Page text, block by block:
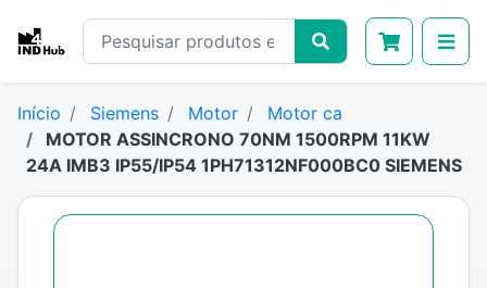
Início Siemens Motor
Motor ca
MOTOR ASSINCRONO 70NM 1500RPM 11KW
24A IMB3 IP55/IP54 1PH71312NF000BC0 SIEMENS